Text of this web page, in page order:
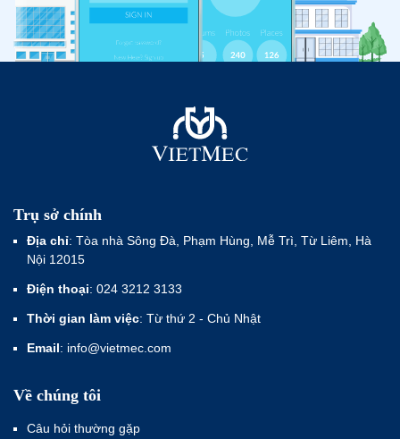
Trụ sở chính
Địa chỉ: Tòa nhà Sông Đà, Phạm Hùng, Mễ Trì, Từ Liêm, Hà
Nội 12015
Điện thoại: 024 3212 3133
Thời gian làm việc: Từ thứ 2 - Chủ Nhật
Email: info@vietmec.com
Về chúng tôi
Câu hỏi thường gặp